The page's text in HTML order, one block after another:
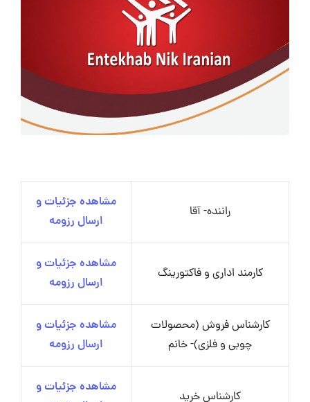
راننده- آقا
مشاهده جزئیات و
ارسال رزومه
کارمند اداری و فاکتورینگ
مشاهده جزئیات و
ارسال رزومه
کارشناس فروش (محصولات
چوبی و فلزی)- خانم
مشاهده جزئیات و
ارسال رزومه
کارشناس خرید
مشاهده جزئیات و